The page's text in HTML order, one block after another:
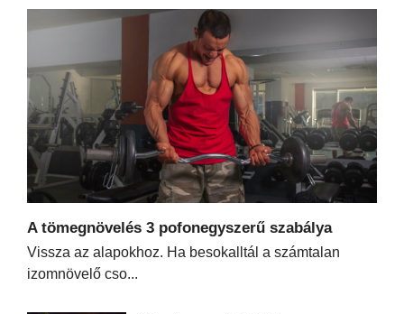
A tömegnövelés 3 pofonegyszerű szabálya
Vissza az alapokhoz. Ha besokalltál a számtalan
izomnövelő cso...